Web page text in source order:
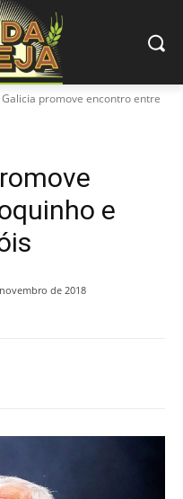
promove encontro entre
e
de 2018